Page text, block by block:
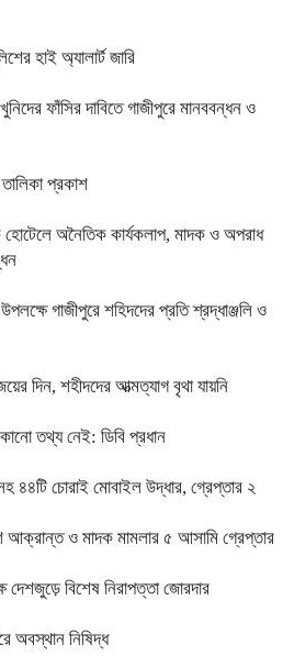
হাই অ্যালার্ট জারি
ফাঁসির দাবিতে গাজীপুরে মানববন্ধন ও
তালিকা প্রকাশ
হোটেলে অনৈতিক কার্যকলাপ, মাদক ও অপরাধ
গাজীপুরে শহিদদের প্রতি শ্রদ্ধাঞ্জলি ও
দিন, শহীদদের আত্মত্যাগ বৃথা যায়নি
তথ্য নেই: ডিবি প্রধান
৪৪টি চোরাই মোবাইল উদ্ধার, গ্রেপ্তার ২
আক্রান্ত ও মাদক মামলার ৫ আসামি গ্রেপ্তার
বিশেষ নিরাপত্তা জোরদার
অবস্থান নিষিদ্ধ